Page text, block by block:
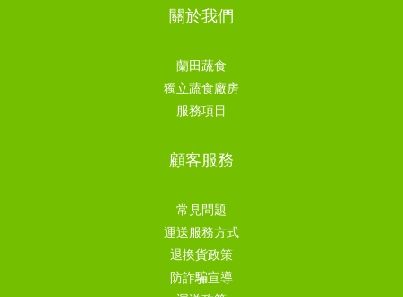
關於我們
蘭田蔬食
獨立蔬食廠房
服務項目
顧客服務
常見問題
運送服務方式
退換貨政策
防詐騙宣導